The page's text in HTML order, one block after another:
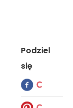
Podziel
się